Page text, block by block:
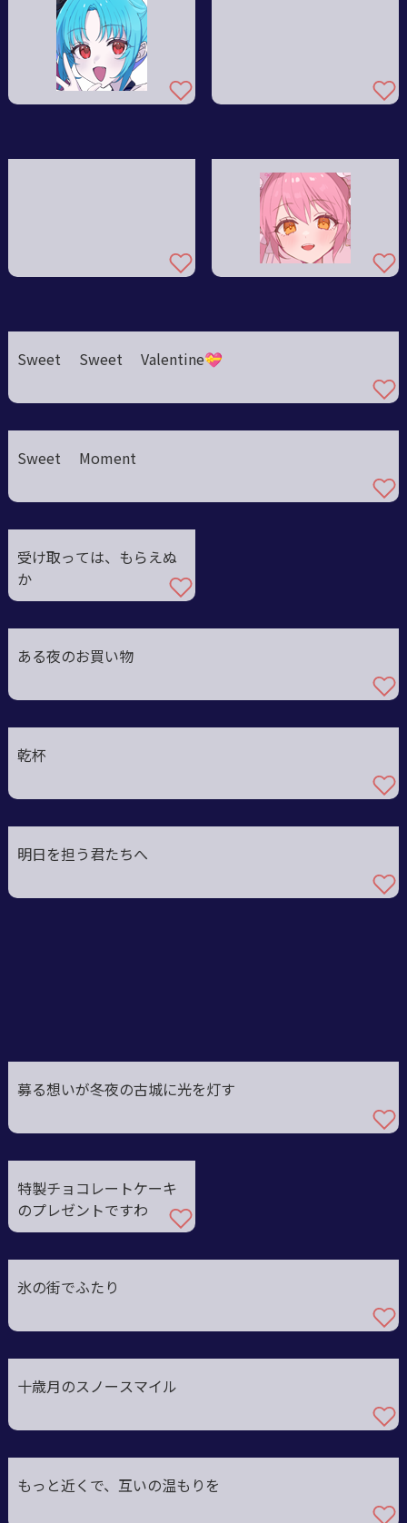
Sweet Sweet Valentine💝
Sweet Moment
受け取っては、もらえぬ
か
ある夜のお買い物
乾杯
明日を担う君たちへ
募る想いが冬夜の古城に光を灯す
特製チョコレートケーキ
のプレゼントですわ
氷の街でふたり
十歳月のスノースマイル
もっと近くで、互いの温もりを